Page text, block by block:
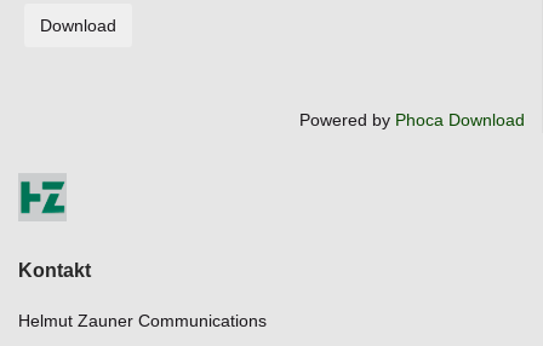
Powered by Phoca Download
Kontakt
Helmut Zauner Communications